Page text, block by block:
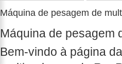
Máquina de pesagem de
Máquina de pesagem
Bem-vindo à página